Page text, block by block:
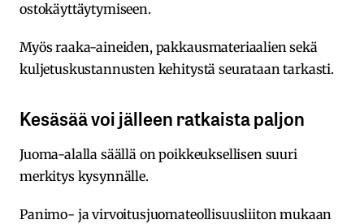
ostokäyttäytymiseen.
Myös raaka-aineiden, pakkausmateriaalien sekä
kuljetuskustannusten kehitystä seurataan tarkasti.
Kesäsää voi jälleen ratkaista paljon
Juoma-alalla säällä on poikkeuksellisen suuri
merkitys kysynnälle.
Panimo- ja virvoitusjuomateollisuusliiton mukaan